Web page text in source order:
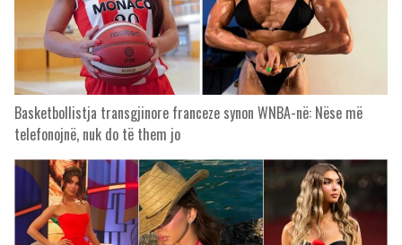
Basketbollistja transgjinore franceze synon WNBA-në: Nëse më
telefonojnë, nuk do të them jo